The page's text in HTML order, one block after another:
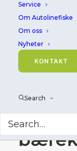
Service
Om Autolinefiske
Om oss
Nyheter
KONTAKT
Search
flåte
sikrer